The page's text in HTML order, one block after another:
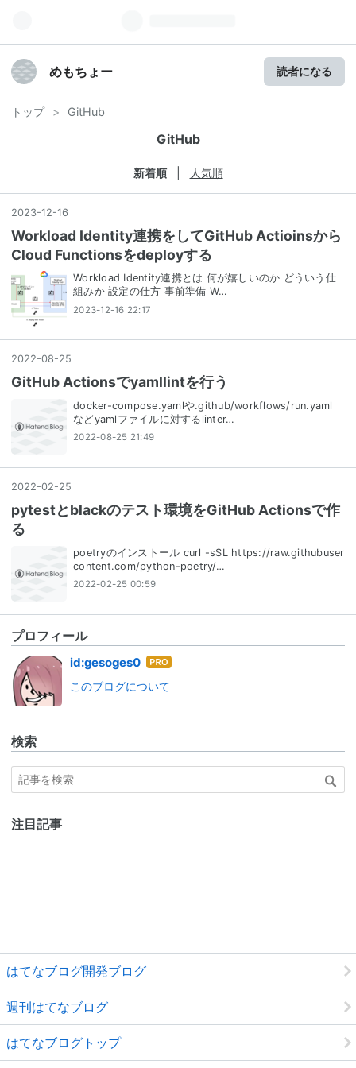
めもちょー 読者になる
トップ > GitHub
GitHub
新着順 人気順
2023-12-16
Workload Identity連携をしてGitHub Actioinsから
Cloud Functionsをdeployする
Workload Identity連携とは 何が嬉しいのか どういう仕
組みか 設定の仕方 事前準備 W…
2023-12-16 22:17
2022-08-25
GitHub Actionsでyamllintを行う
docker-compose.yamlや.github/workflows/run.yaml
などyamlファイルに対するlinter…
2022-08-25 21:49
2022-02-25
pytestとblackのテスト環境をGitHub Actionsで作
る
poetryのインストール curl -sSL https://raw.githubuser
content.com/python-poetry/…
2022-02-25 00:59
プロフィール
id:gesoges0 はて
ログ
このブログについて
検索
注目記事
はてなブログ開発ブログ
週刊はてなブログ
はてなブログトップ